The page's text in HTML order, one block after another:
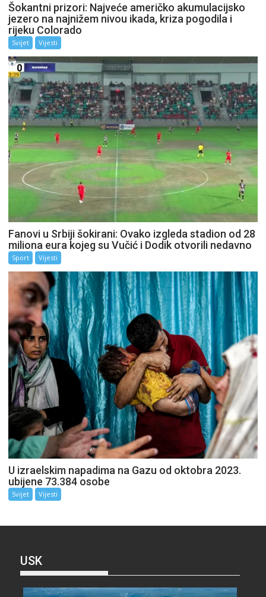
Šokantni prizori: Najveće američko akumulacijsko
jezero na najnižem nivou ikada, kriza pogodila i
rijeku Colorado
Svijet Vijesti
Fanovi u Srbiji šokirani: Ovako izgleda stadion od 28
miliona eura kojeg su Vučić i Dodik otvorili nedavno
Sport Vijesti
U izraelskim napadima na Gazu od oktobra 2023.
ubijene 73.384 osobe
Svijet Vijesti
USK